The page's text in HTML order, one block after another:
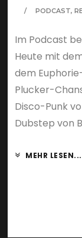
PODCAST,
Im Podcast
Heute mit
dem
Plucker-
Disco-Punk
Dubstep von
MEHR LESEN...